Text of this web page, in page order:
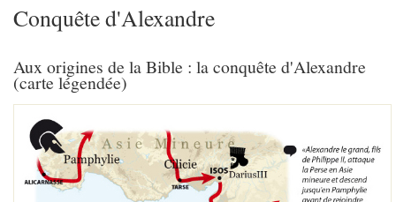
Conquête d'Alexandre
Aux origines de la Bible : la conquête d'Alexandre
(carte légendée)